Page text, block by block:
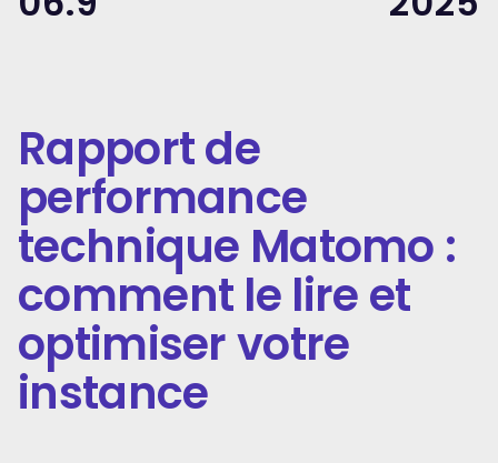
Rapport de
performance
technique Matomo :
comment le lire et
optimiser votre
instance